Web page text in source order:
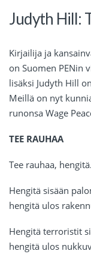
Judyth Hill:
Kirjailija ja
on Suomen PENin
lisäksi Judyth Hill
Meillä on nyt
runonsa Wage
TEE RAUHAA
Tee rauhaa, hengitä.
Hengitä sisään
hengitä ulos
Hengitä terroristit
hengitä ulos